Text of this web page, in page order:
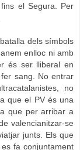
el Segura. Per
dels símbols
enlloc ni amb
és ser lliberal en
sang. No entrar
no
que el PV és una
que per arribar a
valencianitzar-se
junts. Els que
fa conjuntament